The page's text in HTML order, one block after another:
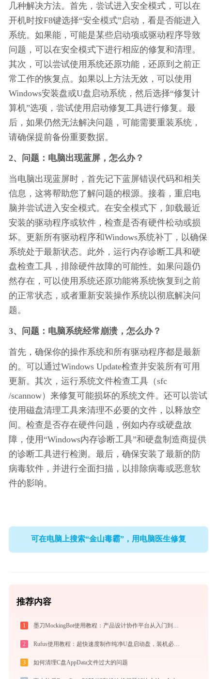
几种解决方法。首先，尝试进入安全模式，可以在
开机时按F8键选择“安全模式”启动，看是否能进入
系统。如果能，可能是某些启动项或驱动程序导致
问题，可以在安全模式下进行相应的修复和清理。
其次，可以尝试使用系统还原功能，还原到之前正
常工作的恢复点。如果以上方法无效，可以使用
Windows安装盘或U盘启动系统，然后选择“修复计
算机”选项，尝试使用启动修复工具进行修复。最
后，如果仍然无法解决问题，可能需要重装系统，
请确保提前备份重要数据。
2、问题：电脑出现蓝屏，怎么办？
当电脑出现蓝屏时，首先记下蓝屏错误代码和相关
信息，这将帮助您了解问题的根源。接着，重启电
脑并尝试进入安全模式。在安全模式下，卸载最近
安装的驱动程序或软件，检查是否有硬件松动或损
坏。更新所有驱动程序和Windows系统补丁，以确保
系统处于最新状态。此外，运行内存诊断工具和硬
盘检查工具，排除硬件故障的可能性。如果问题仍
然存在，可以使用系统还原功能将系统恢复到之前
的正常状态，或者重新安装操作系统以彻底解决问
题。
3、问题：电脑系统经常崩溃，怎么办？
首先，确保你的操作系统和所有驱动程序都是最新
的。可以通过Windows Update检查并安装所有可用
更新。其次，运行系统文件检查工具（sfc
/scannow）来修复可能损坏的系统文件。还可以尝试
使用磁盘清理工具来清理不必要的文件，以释放空
间。检查是否存在硬件问题，例如内存或硬盘故
障，使用“Windows内存诊断工具”和硬盘制造商提供
的诊断工具进行检测。最后，确保安装了最新的防
病毒软件，并进行全面扫描，以排除病毒或恶意软
件的影响。
可在电脑上搜索“金山毒霸”，用电脑医生修复
推荐内容
1
2 Rufus使用教程：超快速度制作纯净U盘启动盘，装机必备免费工具
3 如何清理C盘AppData文件过大的问题